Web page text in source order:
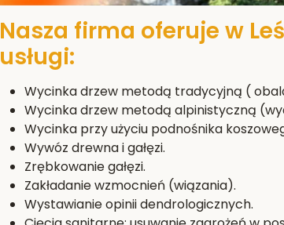
Nasza firma oferuje w
usługi:
Wycinka drzew metodą tradycyjną (
Wycinka drzew metodą alpinistyczną
Wycinka przy użyciu podnośnika
Wywóz drewna i gałęzi.
Zrębkowanie gałęzi.
Zakładanie wzmocnień (wiązania).
Wystawianie opinii dendrologicznych.